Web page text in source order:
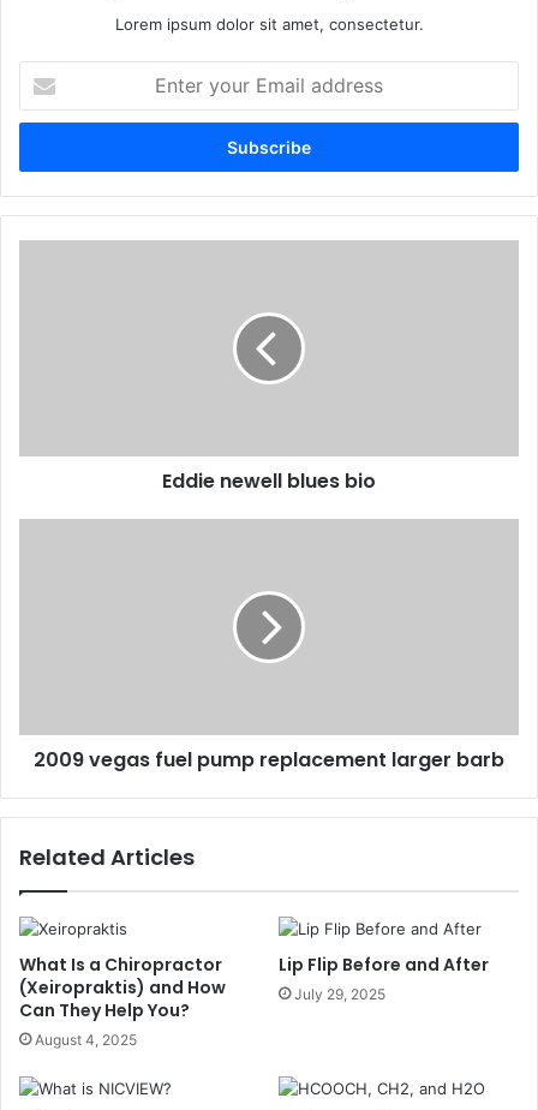
Lorem ipsum dolor sit amet, consectetur.
your
Email
Eddie newell blues bio
2009 vegas fuel pump replacement larger barb
Related Articles
What Is a Chiropractor
(Xeiropraktis) and How
Can They Help You?
August 4, 2025
Lip Flip Before and After
July 29, 2025